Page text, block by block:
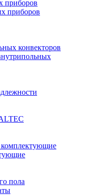
приборов
приборов
конвекторов
пола